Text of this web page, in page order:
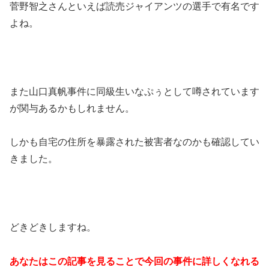
菅野智之さんといえば読売ジャイアンツの選手で有名です
よね。
また山口真帆事件に同級生いなぷぅとして噂されています
が関与あるかもしれません。
しかも自宅の住所を暴露された被害者なのかも確認してい
きました。
どきどきしますね。
あなたはこの記事を見ることで今回の事件に詳しくなれる